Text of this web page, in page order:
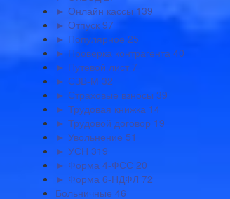
► Онлайн кассы 139
► Отпуск 97
► Популярное 25
► Проверка контрагента 40
► Путевой лист 7
► СЗВ-М 32
► Страховые взносы 39
► Трудовая книжка 14
► Трудовой договор 19
► Увольнение 51
► УСН 319
► Форма 4-ФСС 20
► Форма 6-НДФЛ 72
Больничные 46